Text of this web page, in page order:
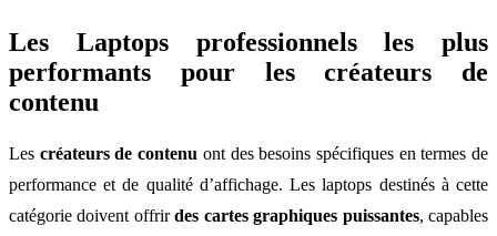
Les Laptops professionnels les plus
performants pour les créateurs de
contenu
Les créateurs de contenu ont des besoins spécifiques en termes de
performance et de qualité d’affichage. Les laptops destinés à cette
catégorie doivent offrirdes cartes graphiques puissantes, capables